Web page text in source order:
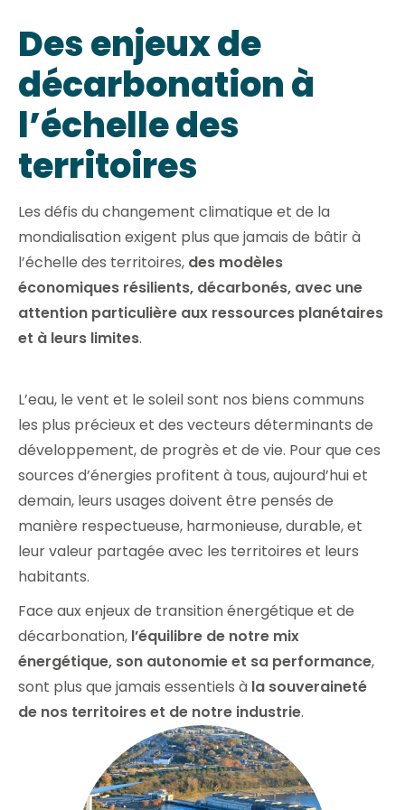
Des enjeux de
décarbonation à
l’échelle des
territoires
Les défis du changement climatique et de la
mondialisation exigent plus que jamais de bâtir à
l’échelle des territoires, des modèles
économiques résilients, décarbonés, avec une
attention particulière aux ressources planétaires
et à leurs limites.
L’eau, le vent et le soleil sont nos biens communs
les plus précieux et des vecteurs déterminants de
développement, de progrès et de vie. Pour que ces
sources d’énergies profitent à tous, aujourd’hui et
demain, leurs usages doivent être pensés de
manière respectueuse, harmonieuse, durable, et
leur valeur partagée avec les territoires et leurs
habitants.
Face aux enjeux de transition énergétique et de
décarbonation, l’équilibre de notre mix
énergétique, son autonomie et sa performance,
sont plus que jamais essentiels à la souveraineté
de nos territoires et de notre industrie.